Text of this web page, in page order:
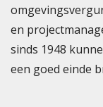
en
sinds 1948
een goed einde